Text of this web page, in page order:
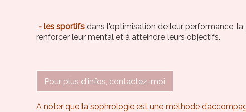
- les sportifs dans l'optimisation de leur performance,
renforcer leur mental et à atteindre leurs objectifs.
Pour plus d'infos, contactez-moi
A noter que la sophrologie est une méthode